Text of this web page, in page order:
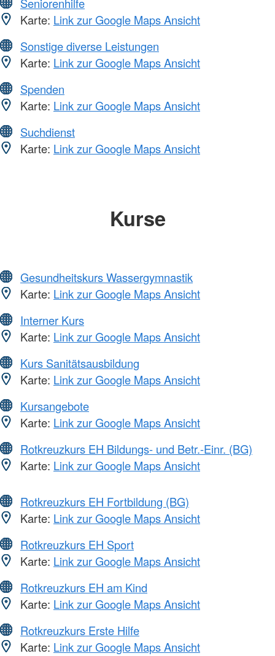
Karte: Link zur Google Maps Ansicht
Sonstige diverse Leistungen
Karte: Link zur Google Maps Ansicht
Spenden
Karte: Link zur Google Maps Ansicht
Suchdienst
Karte: Link zur Google Maps Ansicht
Kurse
Gesundheitskurs Wassergymnastik
Karte: Link zur Google Maps Ansicht
Interner Kurs
Karte: Link zur Google Maps Ansicht
Kurs Sanitätsausbildung
Karte: Link zur Google Maps Ansicht
Kursangebote
Karte: Link zur Google Maps Ansicht
Rotkreuzkurs EH Bildungs- und Betr.-Einr. (BG)
Karte: Link zur Google Maps Ansicht
Rotkreuzkurs EH Fortbildung (BG)
Karte: Link zur Google Maps Ansicht
Rotkreuzkurs EH Sport
Karte: Link zur Google Maps Ansicht
Rotkreuzkurs EH am Kind
Karte: Link zur Google Maps Ansicht
Rotkreuzkurs Erste Hilfe
Karte: Link zur Google Maps Ansicht